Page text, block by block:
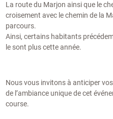
La route du Marjon ainsi que le
croisement avec le chemin de la
parcours.
Ainsi, certains habitants
le sont plus cette année.
Nous vous invitons à anticiper
de l’ambiance unique de cet
course.